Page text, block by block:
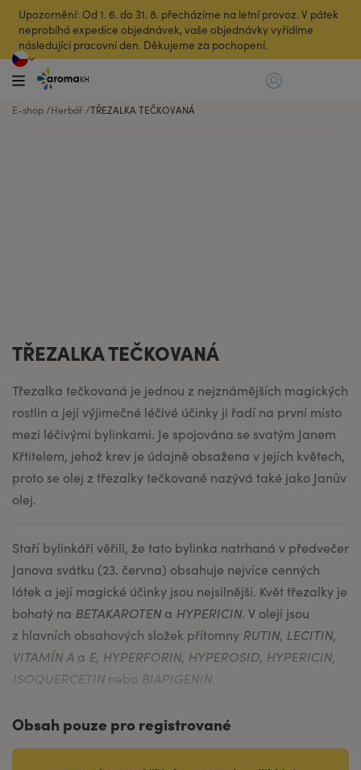
Upozornění: Od 1. 6. do 31. 8. přecházíme na letní provoz. V pátek
neprobíhá expedice objednávek, vaše objednávky vyřídíme
následující pracovní den. Děkujeme za pochopení.
E-shop Herbář TŘEZALKA TEČKOVANÁ
TŘEZALKA TEČKOVANÁ
Třezalka tečkovaná je jednou z nejznámějších magických
rostlin a její výjimečné léčivé účinky ji řadí na první místo
mezi léčivými bylinkami. Je spojována se svatým Janem
Křtitelem, jehož krev je údajně obsažena v jejích květech,
proto se olej z třezalky tečkované nazývá také jako Janův
olej.
Staří bylinkáři věřili, že tato bylinka natrhaná v předvečer
Janova svátku (23. června) obsahuje nejvíce cenných
látek a její magické účinky jsou nejsilnější. Květ třezalky je
bohatý na BETAKAROTEN a HYPERICIN. V oleji jsou
z hlavních obsahových složek přítomny RUTIN, LECITIN,
VITAMÍN A a E, HYPERFORIN, HYPEROSID, HYPERICIN,
ISOQUERCETIN nebo BIAPIGENIN
Obsah pouze pro registrované